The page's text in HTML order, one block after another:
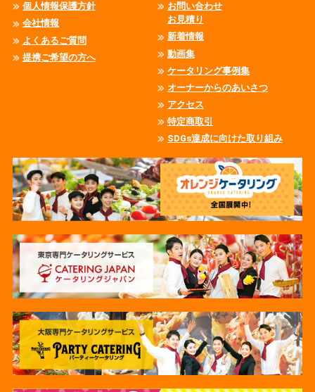
個人情報保護方針
会社情報
よくあるご質問
提携ご希望の方へ
お問い合わせ
お見積り
新着情報
動画集
ケータリング事例集
オーナーからのあいさつ
アクセス
特定商取引
SDGs達成に向けた取り組み